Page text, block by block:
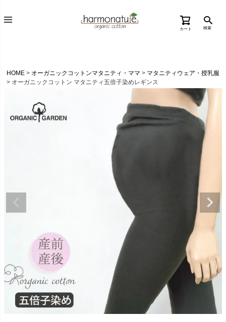
カート 検索
HOME オーガニックコットンマタニティ・ママ
マタニティウェア・授乳服
オーガニックコットン マタニティ五倍子染めレギンス